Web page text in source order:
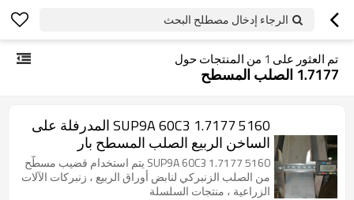
الرجاء إدخال مصطلح البحث
تم العثور على 1 من المنتجات حول
1.7177 الصلب المسطح
5160 SUP9A 60C3 1.7177 المدرفلة على
الساخن الربيع الصلب المسطح بار
5160 SUP9A 60C3 1.7177 يتم استخدام قضيب مسطَّح
من الصلب الزنبركي لنابض أوراق الربيع ، زنبركات الآلات
الزراعية ، منتجات السلسلة